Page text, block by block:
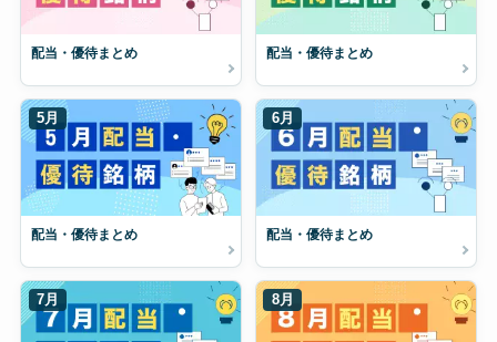
配当・優待まとめ 配当・優待まとめ
5月
配当・優待まとめ
6月
配当・優待まとめ
7月 8月